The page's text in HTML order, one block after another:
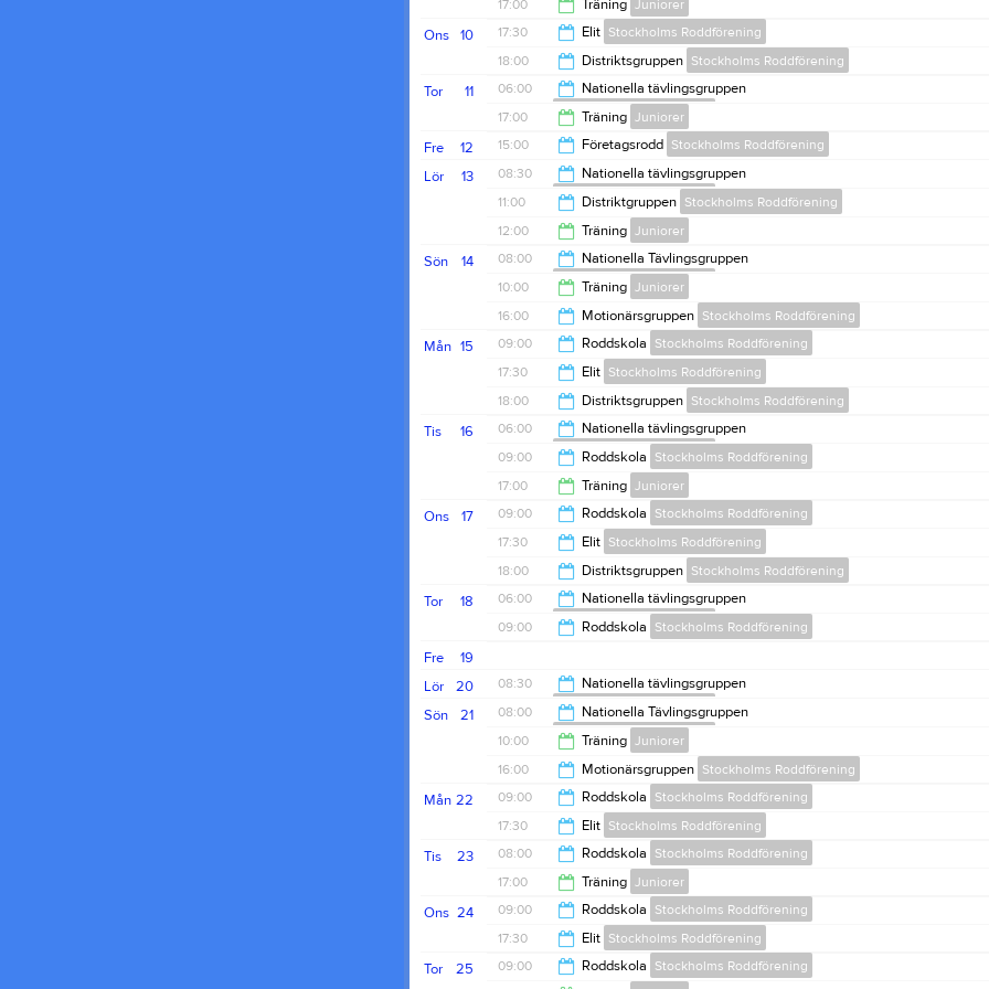
08:00
17:00 Träning Juniorer
19:00
10
Ons 17:30 Elit Stockholms Roddförening
20:00
18:00 Distriktsgruppen Stockholms Roddförening
20:00
11
Tor 06:00
Nationella tävlingsgruppen
Stockholms Roddförening
08:00
17:00 Träning Juniorer
19:00
12
Fre 15:00 Företagsrodd Stockholms Roddförening
18:00
13
Lör 08:30
Nationella tävlingsgruppen
Stockholms Roddförening
11:00
11:00 Distriktgruppen Stockholms Roddförening
13:00
12:00 Träning Juniorer
14:00
14
Sön 08:00
Nationella Tävlingsgruppen
Stockholms Roddförening
10:00
10:00 Träning Juniorer
12:00
16:00 Motionärsgruppen Stockholms Roddförening
18:00
15
Mån 09:00 Roddskola Stockholms Roddförening
15:00
17:30 Elit Stockholms Roddförening
20:00
18:00 Distriktsgruppen Stockholms Roddförening
20:00
16
Tis 06:00
Nationella tävlingsgruppen
Stockholms Roddförening
08:00
09:00 Roddskola Stockholms Roddförening
15:00
17:00 Träning Juniorer
19:00
17
Ons 09:00 Roddskola Stockholms Roddförening
15:00
17:30 Elit Stockholms Roddförening
20:00
18:00 Distriktsgruppen Stockholms Roddförening
20:00
18
Tor 06:00
Nationella tävlingsgruppen
Stockholms Roddförening
09:00 Roddskola Stockholms Roddförening
15:00
19
Fre
20
Lör 08:30
Nationella tävlingsgruppen
Stockholms Roddförening
11:00
21
Sön 08:00
Nationella Tävlingsgruppen
Stockholms Roddförening
10:00
10:00 Träning Juniorer
12:00
16:00 Motionärsgruppen Stockholms Roddförening
18:00
22
Mån 09:00 Roddskola Stockholms Roddförening
15:00
17:30 Elit Stockholms Roddförening
20:00
23
Tis 08:00 Roddskola Stockholms Roddförening
15:00
17:00 Träning Juniorer
19:00
24
Ons 09:00 Roddskola Stockholms Roddförening
15:00
17:30 Elit Stockholms Roddförening
25
Tor 09:00 Roddskola Stockholms Roddförening